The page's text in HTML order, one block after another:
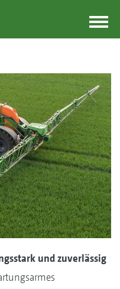
und zuverlässig